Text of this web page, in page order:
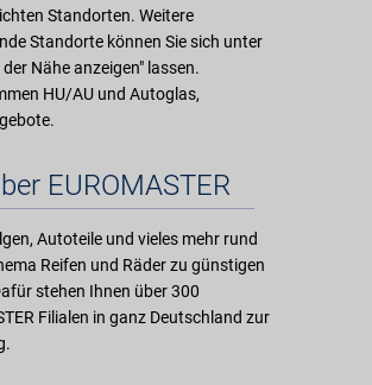
Standorten. Weitere
Standorte können Sie sich unter
der Nähe anzeigen" lassen.
HU/AU und Autoglas,
EUROMASTER
Autoteile und vieles mehr rund
Reifen und Räder zu günstigen
stehen Ihnen über 300
Filialen in ganz Deutschland zur